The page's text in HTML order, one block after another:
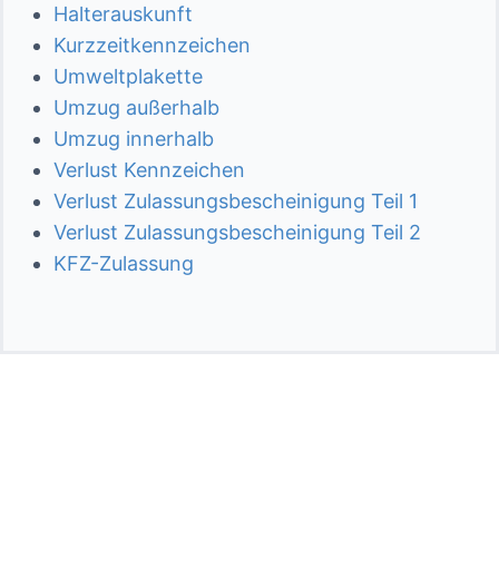
Halterauskunft
Kurzzeitkennzeichen
Umweltplakette
Umzug außerhalb
Umzug innerhalb
Verlust Kennzeichen
Verlust Zulassungsbescheinigung Teil 1
Verlust Zulassungsbescheinigung Teil 2
KFZ-Zulassung